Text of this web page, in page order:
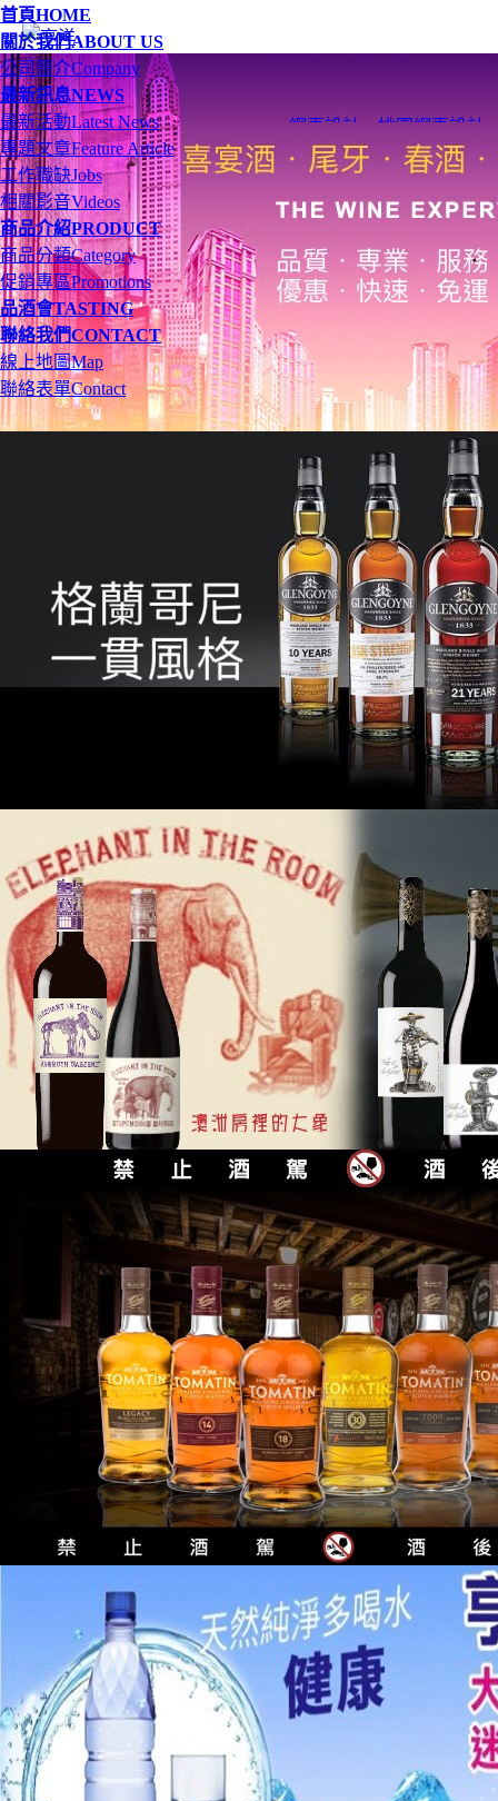
首頁HOME
關於我們ABOUT US
公司簡介Company
最新訊息NEWS
最新活動Latest News
專題文章Feature Article
工作職缺Jobs
相關影音Videos
商品介紹PRODUCT
商品分類Category
促銷專區Promotions
品酒會TASTING
聯絡我們CONTACT
線上地圖Map
聯絡表單Contact
網頁設計 桃園網頁設計